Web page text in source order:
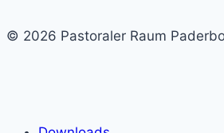
© 2026 Pastoraler Raum